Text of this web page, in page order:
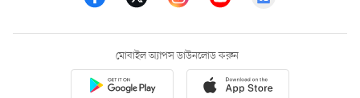
মোবাইল অ্যাপস ডাউনলোড করুন